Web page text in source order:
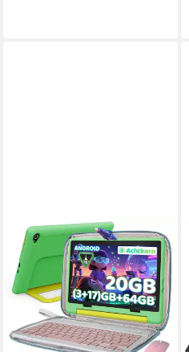
BUFO
10 Zoll Android 16,
24(3+21)GB RAM+64GB,
1280x800 HD IPS, Kinder
Tablet
10 Zoll Bildschirmdiagonale
64 GB Speichergröße